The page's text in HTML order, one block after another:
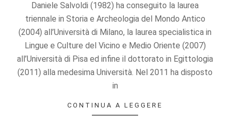
Daniele Salvoldi (1982) ha conseguito la laurea
triennale in Storia e Archeologia del Mondo Antico
(2004) all’Università di Milano, la laurea specialistica in
Lingue e Culture del Vicino e Medio Oriente (2007)
all’Università di Pisa ed infine il dottorato in Egittologia
(2011) alla medesima Università. Nel 2011 ha disposto
in
CONTINUA A LEGGERE